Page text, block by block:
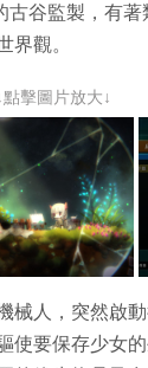
古谷監製，有
界觀。
點擊圖片放大↓
械人，突然啟
使要保存少女